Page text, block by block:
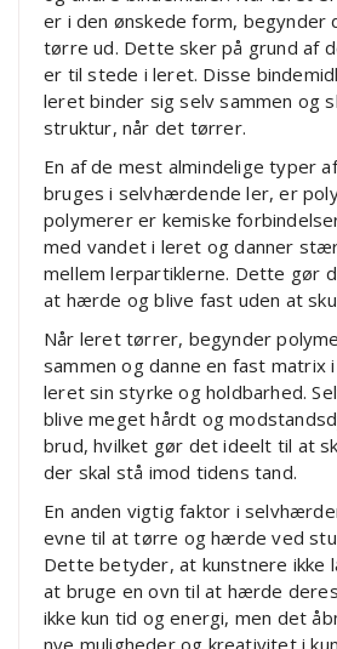
er i den ønskede form,
tørre ud. Dette sker på grund af
er til stede i leret. Disse
leret binder sig selv sammen og
struktur, når det tørrer.
En af de mest almindelige typer
bruges i selvhærdende ler, er
polymerer er kemiske
med vandet i leret og danner
mellem lerpartiklerne. Dette gør
at hærde og blive fast uden at
Når leret tørrer, begynder
sammen og danne en fast
leret sin styrke og holdbarhed.
blive meget hårdt og
brud, hvilket gør det ideelt til at
der skal stå imod tidens tand.
En anden vigtig faktor i
evne til at tørre og hærde ved
Dette betyder, at kunstnere ikke
at bruge en ovn til at hærde
ikke kun tid og energi, men det
nye muligheder og kreativitet i